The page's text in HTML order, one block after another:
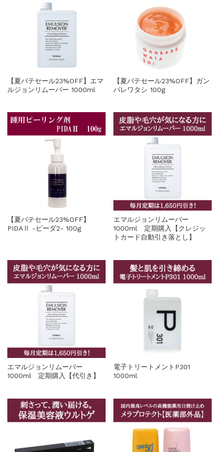
【夏バテセール23%OFF】エマ
ルジョンリムーバー 1000ml
【夏バテセール23%OFF】ガン
バレワタシ 100g
【夏バテセール23%OFF】
PIDAⅡ -ピーダ2- 100g
エマルジョンリムーバー
1000ml 定期購入【クレジッ
トカード自動引き落とし】
エマルジョンリムーバー
1000ml 定期購入【代引き】
電子トリートメントP301
1000ml